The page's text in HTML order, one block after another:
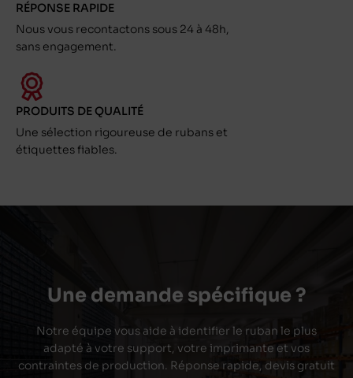
RÉPONSE RAPIDE
Nous vous recontactons sous 24 à 48h,
sans engagement.
PRODUITS DE QUALITÉ
Une sélection rigoureuse de rubans et
étiquettes fiables.
Une demande spécifique ?
Notre équipe vous aide à identifier le ruban le plus
adapté à votre support, votre imprimante et vos
contraintes de production. Réponse rapide, devis gratuit